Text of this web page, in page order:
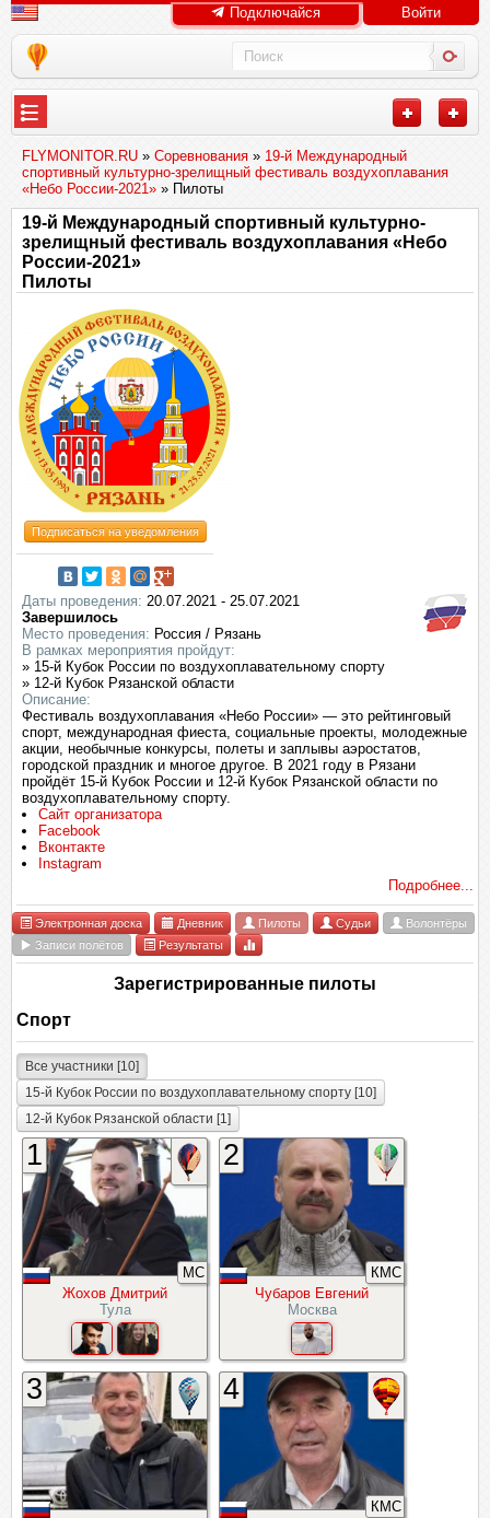
Подключайся Войти
FLYMONITOR.RU » Соревнования » 19-й Международный
спортивный культурно-зрелищный фестиваль воздухоплавания
«Небо России-2021» » Пилоты
19-й Международный спортивный культурно-
зрелищный фестиваль воздухоплавания «Небо
России-2021»
Пилоты
Подписаться на уведомления
Даты проведения: 20.07.2021 - 25.07.2021
Завершилось
Место проведения: Россия / Рязань
В рамках мероприятия пройдут:
» 15-й Кубок России по воздухоплавательному спорту
» 12-й Кубок Рязанской области
Описание:
Фестиваль воздухоплавания «Небо России» — это рейтинговый
спорт, международная фиеста, социальные проекты, молодежные
акции, необычные конкурсы, полеты и заплывы аэростатов,
городской праздник и многое другое. В 2021 году в Рязани
пройдёт 15-й Кубок России и 12-й Кубок Рязанской области по
воздухоплавательному спорту.
Сайт организатора
Facebook
Вконтакте
Instagram
Подробнее...
Электронная доска Дневник Пилоты Судьи
Волонтёры
Записи полётов
Результаты
Зарегистрированные пилоты
Спорт
Все участники [10]
15-й Кубок России по воздухоплавательному спорту [10]
12-й Кубок Рязанской области [1]
Жохов Дмитрий
Тула
МС
1
Чубаров Евгений
Москва
КМС
2
3
КМС
4